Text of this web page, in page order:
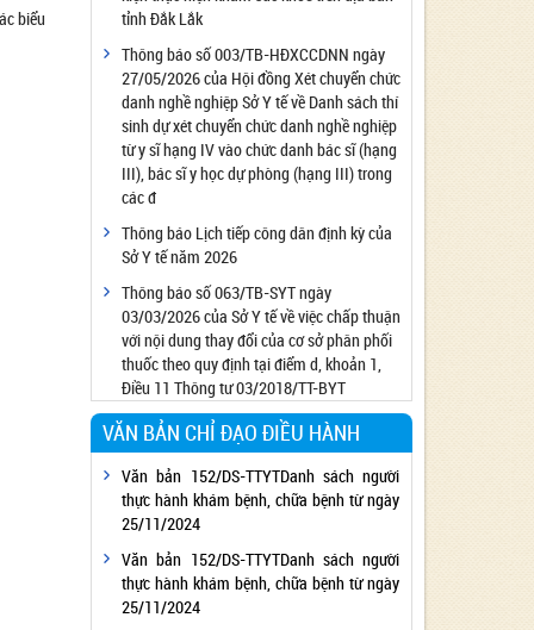
biểu
Công bố đủ điều kiện cung cấp dịch vụ diệt
côn trùng, diệt khuẩn bằng chế phẩm
Công bố cơ sở đủ điều kiện quan trắc môi
trường lao động
Công bố hồ sơ về trang thiết bị y tế
Công bố cơ sở đủ điều kiện tiêm chủng
Cơ sở Massage đủ điều kiện hoạt động
Cơ sở thẩm mỹ đủ điều kiện hoạt động
tỉnh Đắk Lắk
Thông báo số 003/TB-HĐXCCDNN ngày
27/05/2026 của Hội đồng Xét chuyển chức
danh nghề nghiệp Sở Y tế về Danh sách thí
sinh dự xét chuyển chức danh nghề nghiệp
từ y sĩ hạng IV vào chức danh bác sĩ (hạng
III), bác sĩ y học dự phòng (hạng III) trong
các đ
Thông báo Lịch tiếp công dân định kỳ của
Sở Y tế năm 2026
Thông báo số 063/TB-SYT ngày
03/03/2026 của Sở Y tế về việc chấp thuận
với nội dung thay đổi của cơ sở phân phối
thuốc theo quy định tại điểm d, khoản 1,
Điều 11 Thông tư 03/2018/TT-BYT
VĂN BẢN CHỈ ĐẠO ĐIỀU HÀNH
Văn bản 152/DS-TTYTDanh sách người
thực hành khám bệnh, chữa bệnh từ ngày
25/11/2024
Văn bản 152/DS-TTYTDanh sách người
thực hành khám bệnh, chữa bệnh từ ngày
25/11/2024